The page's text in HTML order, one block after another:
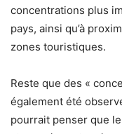
concentrations plus
pays, ainsi qu’à
zones touristiques.
Reste que des «
également été
pourrait penser que